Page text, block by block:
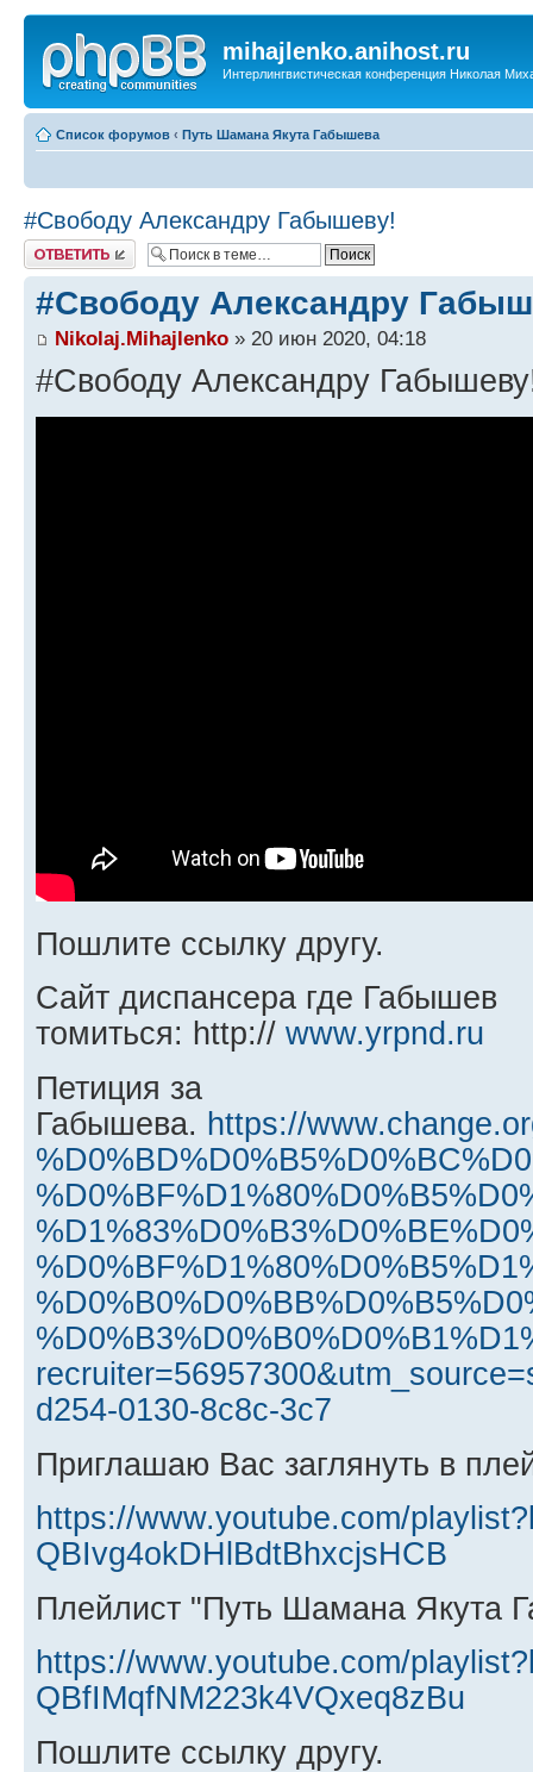
mihajlenko.anihost.ru
Интерлингвистическая конференция Николая
Список форумов ‹ Путь Шамана Якута Габышева
#Свободу Александру Габышеву!
Ответить
#Свободу Александру
Nikolaj.Mihajlenko » 20 июн 2020, 04:18
#Свободу Александру
Пошлите ссылку другу.
Сайт диспансера где Габышев
томиться: http:// www.yrpnd.ru
Петиция за
Габышева. https://
d254-0130-8c8c-3c7
Приглашаю Вас заглянуть в
https://www.youtube.com/
QBIvg4okDHlBdtBhxcjsHCB
Плейлист "Путь Шамана Якута
https://www.youtube.com/
QBfIMqfNM223k4VQxeq8zBu
Пошлите ссылку другу.